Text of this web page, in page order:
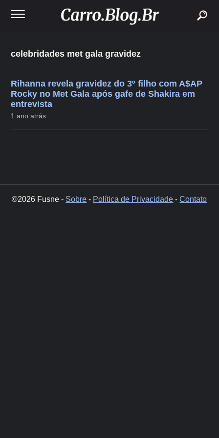
celebridades met gala gravidez
Rihanna revela gravidez do 3º filho com A$AP
Rocky no Met Gala após gafe de Shakira em
entrevista
1 ano atrás
©2026 Fusne - Sobre - Política de Privacidade -Contato